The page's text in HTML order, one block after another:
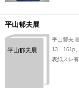
平山郁夫展
平山郁夫展
平山郁夫
13、161p
表紙スレ有